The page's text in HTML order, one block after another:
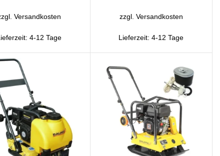
Versandkosten
4-12 Tage
zzgl. Versandkosten
Lieferzeit:4-12 Tage